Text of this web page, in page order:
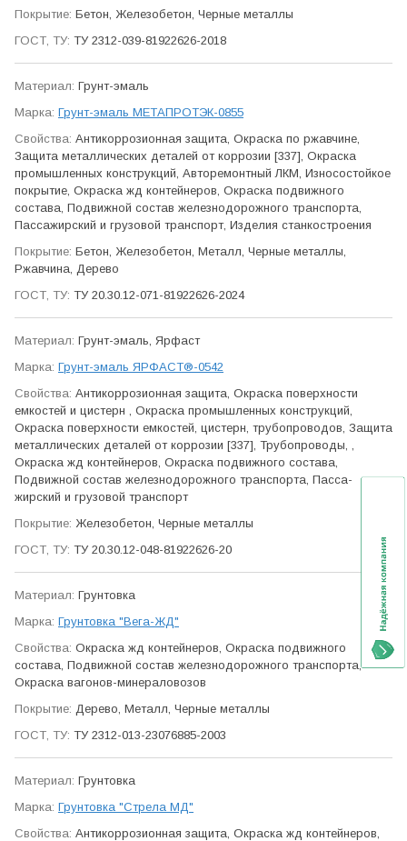
Бетон, Железобетон, Черные металлы
ТУ 2312-039-81922626-2018
Грунт-эмаль
Грунт-эмаль МЕТАПРОТЭК-0855
Антикор­розионная защита, Окраска по ржавчине,
Защита метал­лических деталей от коррозии [337], Окраска
промыш­ленных конструкций, Авто­ремонтный ЛКМ, Износо­стойкое
покрытие, Окраска жд контейнеров, Окраска подвижного
состава, Подвижной состав железно­дорожного транспорта,
Пасса­жирский и грузовой транспорт, Изделия станко­строения
Бетон, Железобетон, Металл, Черные металлы,
Ржавчина, Дерево
ТУ 20.30.12-071-81922626-2024
Грунт-эмаль, Ярфаст
Грунт-эмаль ЯРФАСТ®-0542
Антикор­розионная защита, Окраска поверхности
емкостей и цистерн , Окраска промыш­ленных конструкций,
Окраска поверхности емкостей, цистерн, трубо­проводов, Защита
метал­лических деталей от коррозии [337], Трубо­проводы, ,
Окраска жд контейнеров, Окраска подвижного состава,
Подвижной состав железно­дорожного транспорта, Пасса­
жирский и грузовой транспорт
Железобетон, Черные металлы
ТУ 20.30.12-048-81922626-20
Грунтовка
Грунтовка "Вега-ЖД"
Окраска жд контейнеров, Окраска подвижного
состава, Подвижной состав железно­дорожного транспорта,
Окраска вагонов-минерало­возов
Дерево, Металл, Черные металлы
ТУ 2312-013-23076885-2003
Грунтовка
Грунтовка "Стрела МД"
Антикор­розионная защита, Окраска жд контейнеров,